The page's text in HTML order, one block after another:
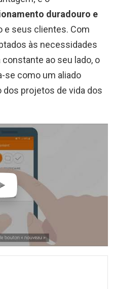
duradouro e
e seus clientes. Com
às necessidades
ao seu lado, o
se como um aliado
projetos de vida dos